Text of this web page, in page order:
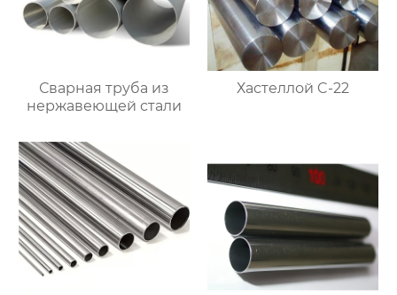
Сварная труба из
нержавеющей стали
Хастеллой C-22